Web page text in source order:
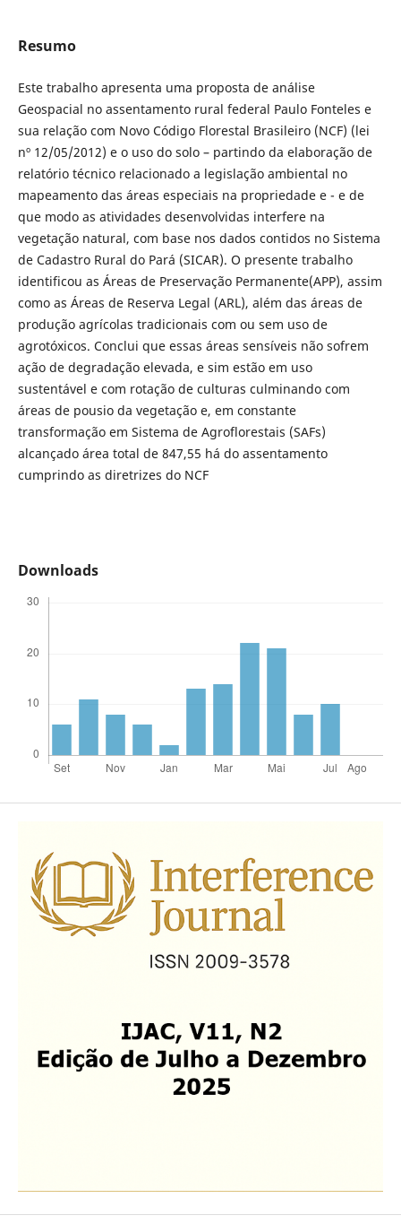
Resumo
Este trabalho apresenta uma proposta de análise
Geospacial no assentamento rural federal Paulo Fonteles e
sua relação com Novo Código Florestal Brasileiro (NCF) (lei
nº 12/05/2012) e o uso do solo – partindo da elaboração de
relatório técnico relacionado a legislação ambiental no
mapeamento das áreas especiais na propriedade e - e de
que modo as atividades desenvolvidas interfere na
vegetação natural, com base nos dados contidos no Sistema
de Cadastro Rural do Pará (SICAR). O presente trabalho
identificou as Áreas de Preservação Permanente(APP), assim
como as Áreas de Reserva Legal (ARL), além das áreas de
produção agrícolas tradicionais com ou sem uso de
agrotóxicos. Conclui que essas áreas sensíveis não sofrem
ação de degradação elevada, e sim estão em uso
sustentável e com rotação de culturas culminando com
áreas de pousio da vegetação e, em constante
transformação em Sistema de Agroflorestais (SAFs)
alcançado área total de 847,55 há do assentamento
cumprindo as diretrizes do NCF
Downloads